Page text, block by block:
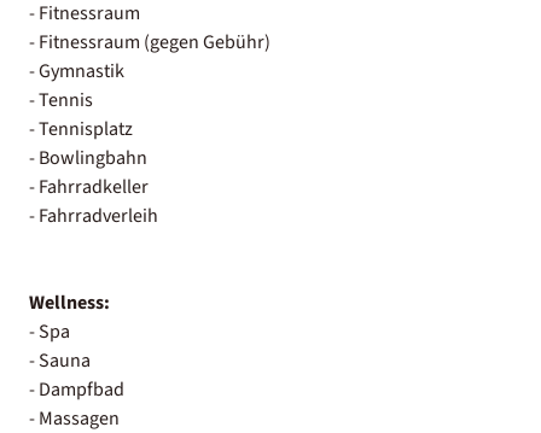
- Fitnessraum
- Fitnessraum (gegen Gebühr)
- Gymnastik
- Tennis
- Tennisplatz
- Bowlingbahn
- Fahrradkeller
- Fahrradverleih
Wellness:
- Spa
- Sauna
- Dampfbad
- Massagen